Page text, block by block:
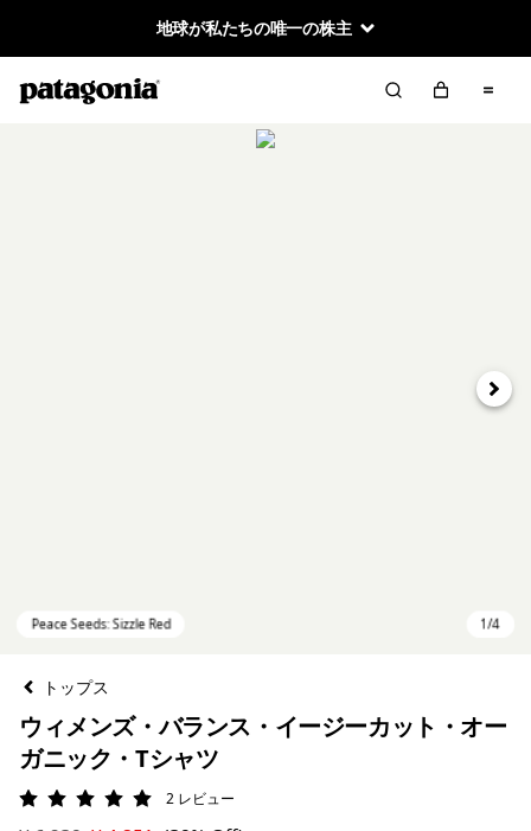
地球が私たちの唯一の株主
次へ
トップス
ウィメンズ・バランス・イージーカット・オー
ガニック・Tシャツ
評価: 5 / 5 2 レビュー